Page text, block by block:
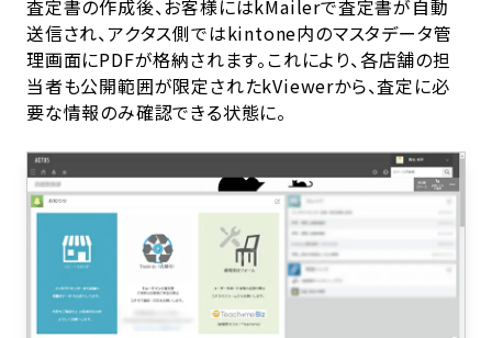
査定書の作成後、お客様にはkMailerで査定書が自動
送信され、アクタス側ではkintone内のマスタデータ管
理画面にPDFが格納されます。これにより、各店舗の担
当者も公開範囲が限定されたkViewerから、査定に必
要な情報のみ確認できる状態に。